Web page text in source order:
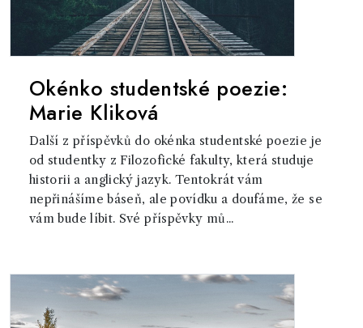
Okénko studentské poezie:
Marie Kliková
Další z příspěvků do okénka studentské poezie je
od studentky z Filozofické fakulty, která studuje
historii a anglický jazyk. Tentokrát vám
nepřinášíme báseň, ale povídku a doufáme, že se
vám bude líbit. Své příspěvky mů...